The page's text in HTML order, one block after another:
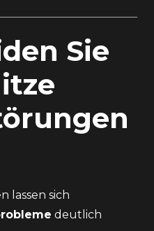
Sie
lassen sich
deutlich